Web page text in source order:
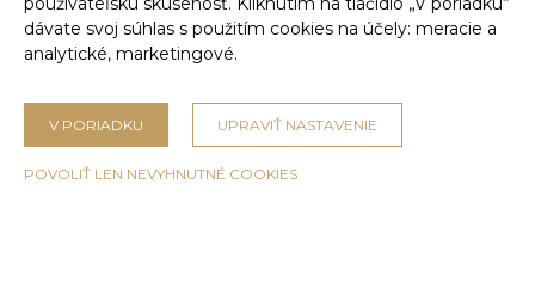
dávate svoj súhlas s použitím cookies na účely: meracie a
analytické, marketingové.
V PORIADKU UPRAVIŤ NASTAVENIE
POVOLIŤ LEN NEVYHNUTNÉ COOKIES
Nastavenie cookies